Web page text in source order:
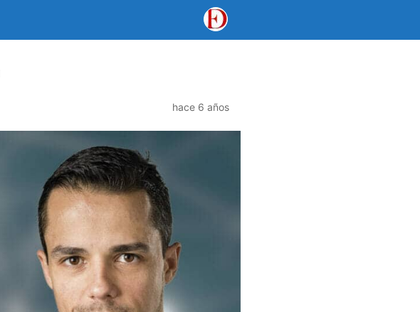
hace 6 años